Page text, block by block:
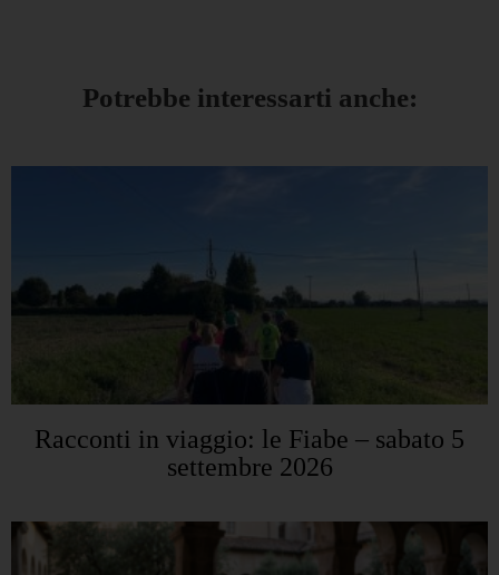
Potrebbe interessarti anche:
Racconti in viaggio: le Fiabe – sabato 5
settembre 2026